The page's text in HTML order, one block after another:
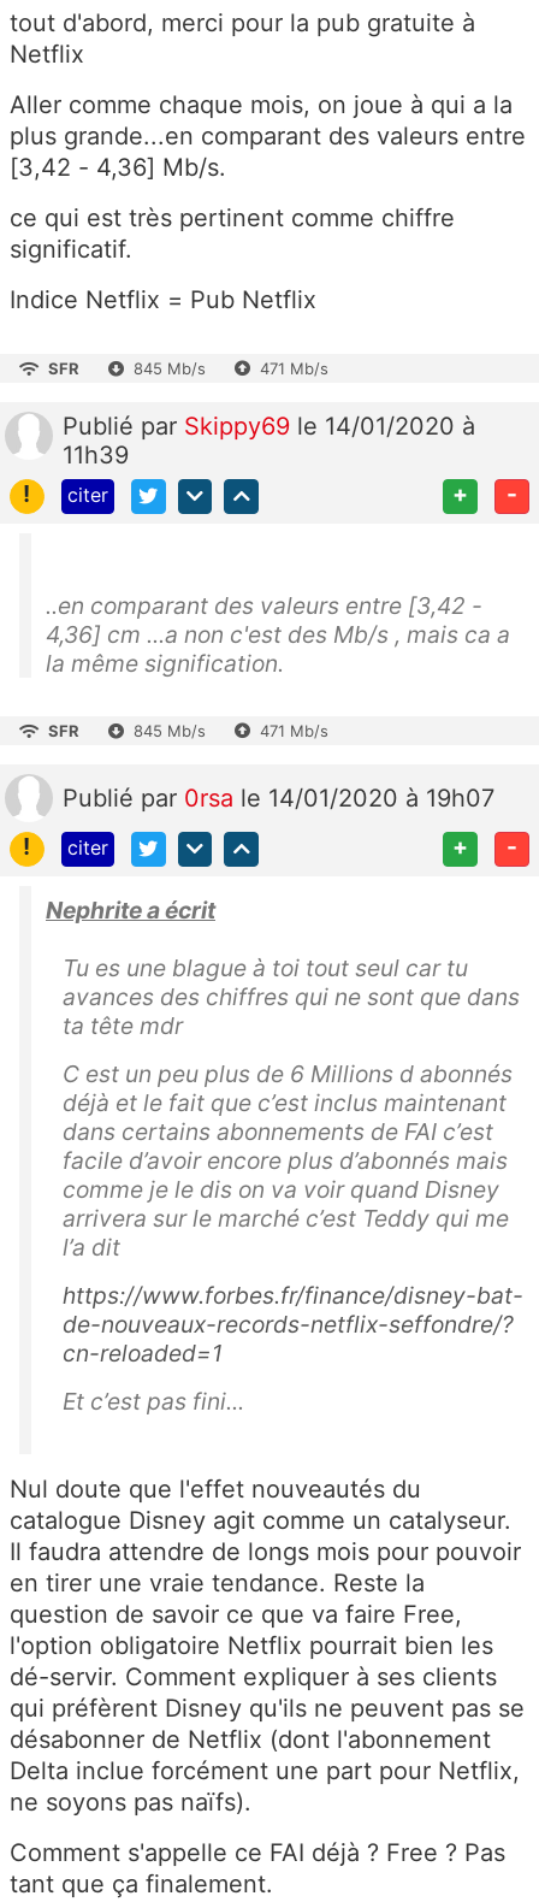
tout d'abord, merci pour la pub gratuite à
Netflix
Aller comme chaque mois, on joue à qui a la
plus grande...en comparant des valeurs entre
[3,42 - 4,36] Mb/s.
ce qui est très pertinent comme chiffre
significatif.
Indice Netflix = Pub Netflix
SFR 845 Mb/s 471 Mb/s
Publié par Skippy69 le 14/01/2020 à
11h39
!
citer + -
..en comparant des valeurs entre [3,42 -
4,36] cm ...a non c'est des Mb/s , mais ca a
la même signification.
SFR 845 Mb/s 471 Mb/s
Publié par 0rsa le 14/01/2020 à 19h07
!
citer + -
Nephrite a écrit
Tu es une blague à toi tout seul car tu
avances des chiffres qui ne sont que dans
ta tête mdr
C est un peu plus de 6 Millions d abonnés
déjà et le fait que c’est inclus maintenant
dans certains abonnements de FAI c’est
facile d’avoir encore plus d’abonnés mais
comme je le dis on va voir quand Disney
arrivera sur le marché c’est Teddy qui me
l’a dit
https://www.forbes.fr/finance/disney-bat-
de-nouveaux-records-netflix-seffondre/?
cn-reloaded=1
Et c’est pas fini...
Nul doute que l'effet nouveautés du
catalogue Disney agit comme un catalyseur.
Il faudra attendre de longs mois pour pouvoir
en tirer une vraie tendance. Reste la
question de savoir ce que va faire Free,
l'option obligatoire Netflix pourrait bien les
dé-servir. Comment expliquer à ses clients
qui préfèrent Disney qu'ils ne peuvent pas se
désabonner de Netflix (dont l'abonnement
Delta inclue forcément une part pour Netflix,
ne soyons pas naïfs).
Comment s'appelle ce FAI déjà ? Free ? Pas
tant que ça finalement.